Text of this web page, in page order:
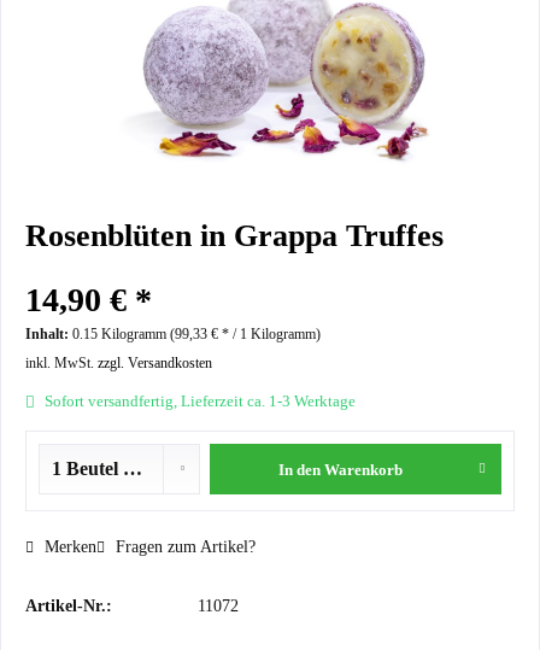
Rosenblüten in Grappa Truffes
14,90 € *
Inhalt: 0.15 Kilogramm (99,33 € * / 1 Kilogramm)
inkl. MwSt. zzgl. Versandkosten
Sofort versandfertig, Lieferzeit ca. 1-3 Werktage
In den Warenkorb
Merken Fragen zum Artikel?
Artikel-Nr.: 11072